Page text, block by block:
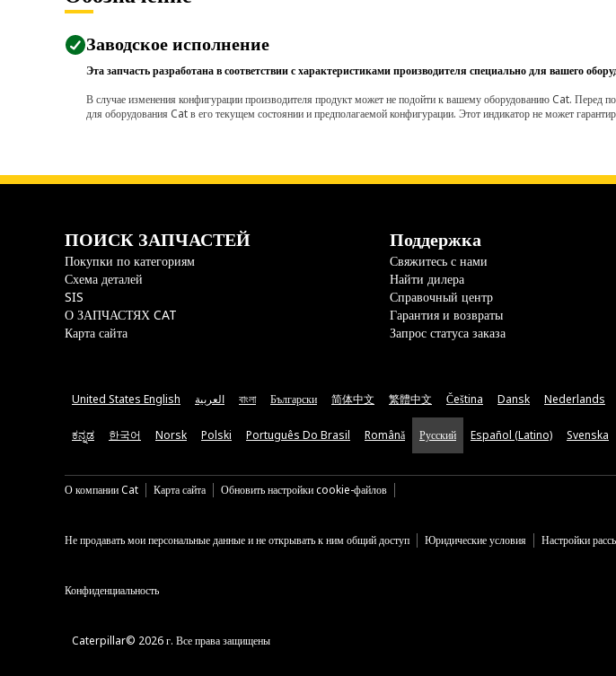
Заводское исполнение
Эта запчасть разработана в соответствии с характеристиками производителя специально для вашего
В случае изменения конфигурации производителя продукт может не подойти к вашему оборудованию Cat. Перед
для оборудования Cat в его текущем состоянии и предполагаемой конфигурации. Этот индикатор не может
ПОИСК ЗАПЧАСТЕЙ
Покупки по категориям
Схема деталей
SIS
О ЗАПЧАСТЯХ CAT
Карта сайта
Поддержка
Свяжитесь с нами
Найти дилера
Справочный центр
Гарантия и возвраты
Запрос статуса заказа
United States English العربية বাংলা Български 简体中文 繁體中文 Čeština Dansk Nederlands
ಕನ್ನಡ 한국어 Norsk Polski Português Do Brasil Română Русский Español (Latino) Svenska
О компании Cat Карта сайта Обновить настройки cookie-файлов
Не продавать мои персональные данные и не открывать к ним общий доступ Юридические условия Настройки
Конфиденциальность
Caterpillar© 2026 г. Все права защищены